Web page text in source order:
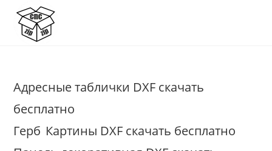
Перейти
содержимому
Адресные таблички DXF скачать
бесплатно
Герб Картины DXF скачать бесплатно